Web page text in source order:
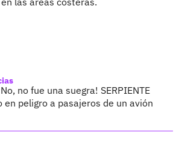
no fue una suegra! SERPIENTE
en peligro a pasajeros de un avión